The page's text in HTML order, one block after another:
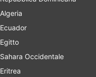
Algeria
Ecuador
Egitto
Sahara Occidentale
Eritrea